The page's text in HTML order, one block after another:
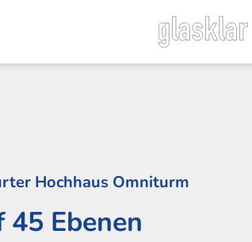
Hochhaus Omniturm
Ebenen